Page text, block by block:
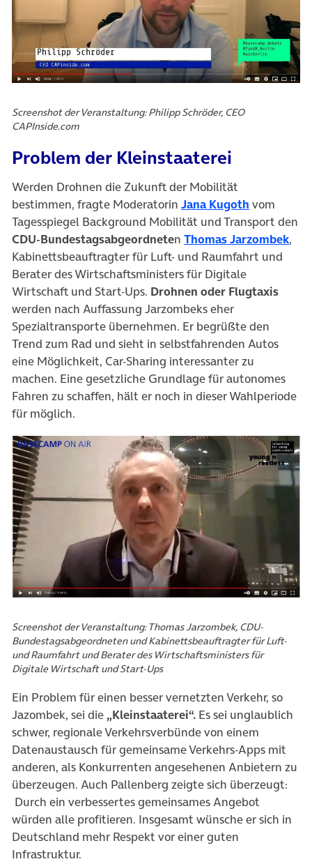
Screenshot der Veranstaltung: Philipp Schröder, CEO
CAPInside.com
Problem der Kleinstaaterei
Werden Drohnen die Zukunft der Mobilität
bestimmen, fragte Moderatorin Jana Kugoth vom
Tagesspiegel Background Mobilität und Transport den
CDU-Bundestagsabgeordneten Thomas Jarzombek,
Kabinettsbeauftragter für Luft- und Raumfahrt und
Berater des Wirtschaftsministers für Digitale
Wirtschaft und Start-Ups. Drohnen oder Flugtaxis
werden nach Auffassung Jarzombeks eher
Spezialtransporte übernehmen. Er begrüßte den
Trend zum Rad und sieht in selbstfahrenden Autos
eine Möglichkeit, Car-Sharing interessanter zu
machen. Eine gesetzliche Grundlage für autonomes
Fahren zu schaffen, hält er noch in dieser Wahlperiode
für möglich.
Screenshot der Veranstaltung: Thomas Jarzombek, CDU-
Bundestagsabgeordneten und Kabinettsbeauftragter für Luft-
und Raumfahrt und Berater des Wirtschaftsministers für
Digitale Wirtschaft und Start-Ups
Ein Problem für einen besser vernetzten Verkehr, so
Jazombek, sei die„Kleinstaaterei“. Es sei unglaublich
schwer, regionale Verkehrsverbünde von einem
Datenaustausch für gemeinsame Verkehrs-Apps mit
anderen, als Konkurrenten angesehenen Anbietern zu
überzeugen. Auch Pallenberg zeigte sich überzeugt:
Durch ein verbessertes gemeinsames Angebot
würden alle profitieren. Insgesamt wünsche er sich in
Deutschland mehr Respekt vor einer guten
Infrastruktur.